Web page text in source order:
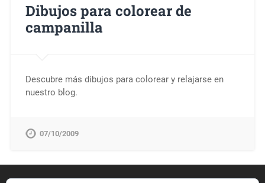
Dibujos para colorear de
campanilla
Descubre más dibujos para colorear y relajarse en
nuestro blog.
07/10/2009